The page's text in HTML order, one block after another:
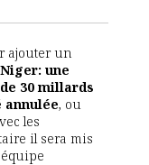
ajouter un
Niger: une
30 millards
annulée, ou
les
il sera mis